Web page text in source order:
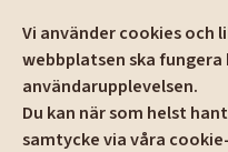
Vi använder cookies
webbplatsen ska
användarupplevelsen.
Du kan när som helst
samtycke via våra